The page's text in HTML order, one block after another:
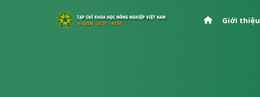
Giới thiệu